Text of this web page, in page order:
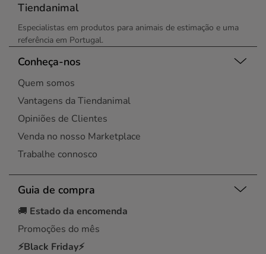
Tiendanimal
Especialistas em produtos para animais de estimação e uma
referência em Portugal.
Conheça-nos
Quem somos
Vantagens da Tiendanimal
Opiniões de Clientes
Venda no nosso Marketplace
Trabalhe connosco
Guia de compra
🚚 Estado da encomenda
Promoções do mês
⚡Black Friday⚡